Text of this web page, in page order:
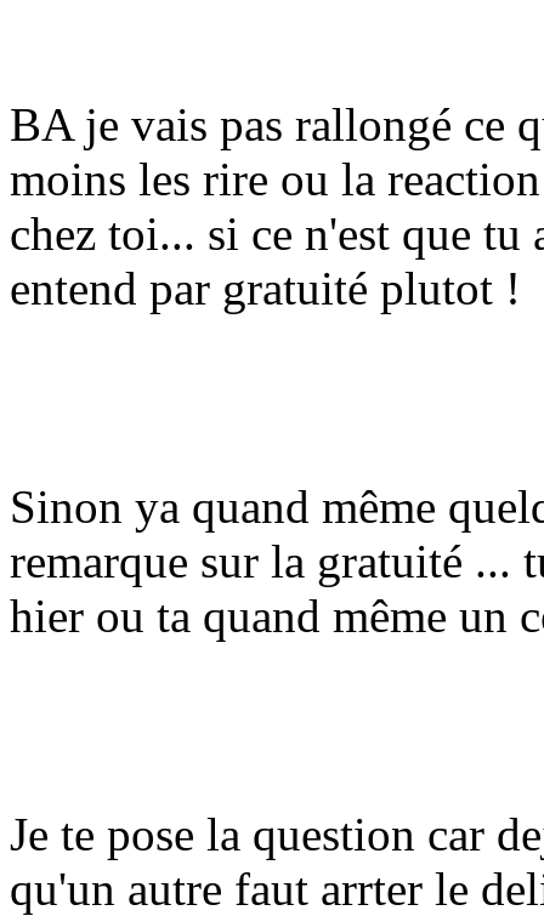
BA je vais pas rallongé ce
moins les rire ou la
chez toi... si ce n'est que
entend par gratuité plutot !
Sinon ya quand même
remarque sur la gratuité ...
hier ou ta quand même un
Je te pose la question car
qu'un autre faut arrter le